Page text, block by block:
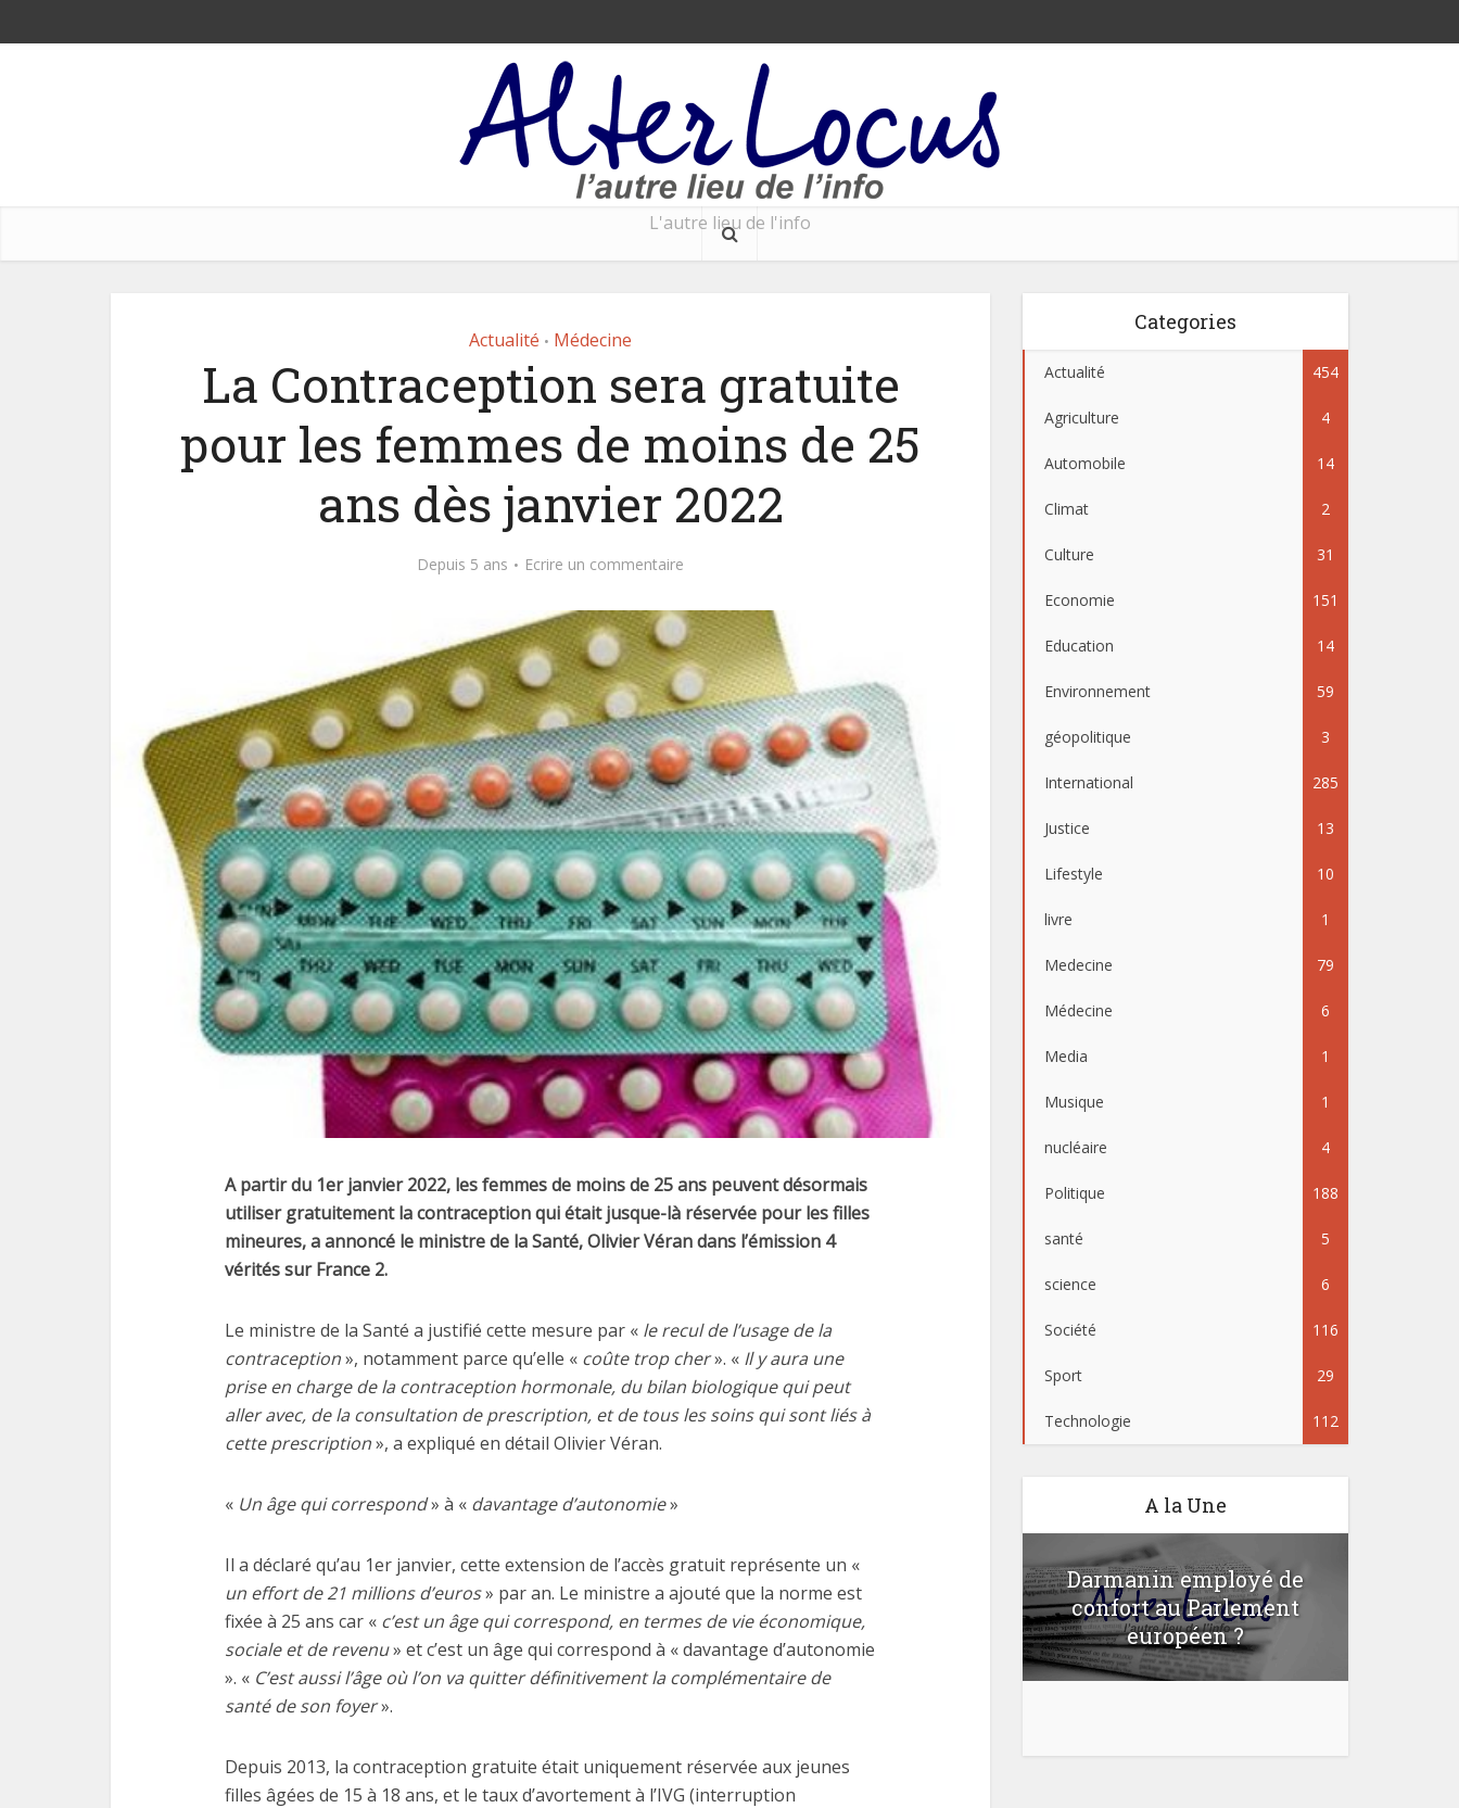
L'autre lieu de l'info
Actualité • Médecine
La Contraception sera gratuite
pour les femmes de moins de 25
ans dès janvier 2022
Depuis 5 ans Ecrire un commentaire
A partir du 1er janvier 2022, les femmes de moins de 25 ans peuvent désormais
utiliser gratuitement la contraception qui était jusque-là réservée pour les filles
mineures, a annoncé le ministre de la Santé, Olivier Véran dans l’émission 4
vérités sur France 2.
Le ministre de la Santé a justifié cette mesure par « le recul de l’usage de la
contraception», notamment parce qu’elle « coûte trop cher». « Il y aura une
prise en charge de la contraception hormonale, du bilan biologique qui peut
aller avec, de la consultation de prescription, et de tous les soins qui sont liés à
cette prescription», a expliqué en détail Olivier Véran.
« Un âge qui correspond» à « davantage d’autonomie»
Il a déclaré qu’au 1er janvier, cette extension de l’accès gratuit représente un «
un effort de 21 millions d’euros» par an. Le ministre a ajouté que la norme est
fixée à 25 ans car « c’est un âge qui correspond, en termes de vie économique,
sociale et de revenu» et c’est un âge qui correspond à « davantage d’autonomie
». « C’est aussi l’âge où l’on va quitter définitivement la complémentaire de
santé de son foyer».
Depuis 2013, la contraception gratuite était uniquement réservée aux jeunes
filles âgées de 15 à 18 ans, et le taux d’avortement à l’IVG (interruption
Categories
Actualité 454
Agriculture 4
Automobile 14
Climat 2
Culture 31
Economie 151
Education 14
Environnement 59
géopolitique 3
International 285
Justice 13
Lifestyle 10
livre 1
Medecine 79
Médecine 6
Media 1
Musique 1
nucléaire 4
Politique 188
santé 5
science 6
Société 116
Sport 29
Technologie 112
A la Une
Les dépenses de
fonctionnement de l’Etat
explosent
La nouvelle Guerre du
Pacifique
Darmanin employé de
confort au Parlement
européen ?